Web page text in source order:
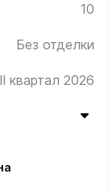
10
Без отделки
квартал 2026